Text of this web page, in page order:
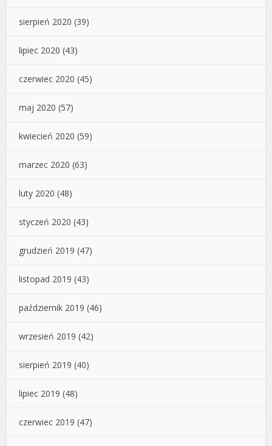
sierpień 2020 (39)
lipiec 2020 (43)
czerwiec 2020 (45)
maj 2020 (57)
kwiecień 2020 (59)
marzec 2020 (63)
luty 2020 (48)
styczeń 2020 (43)
grudzień 2019 (47)
listopad 2019 (43)
październik 2019 (46)
wrzesień 2019 (42)
sierpień 2019 (40)
lipiec 2019 (48)
czerwiec 2019 (47)